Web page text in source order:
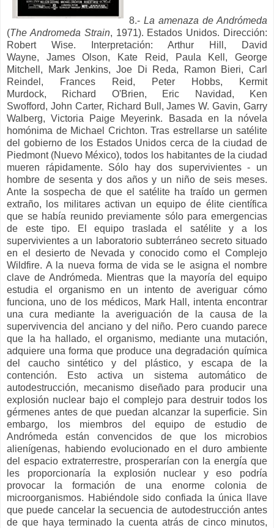
8.- La amenaza de Andrómeda
(The Andromeda Strain, 1971). Estados Unidos. Dirección:
Robert Wise. Interpretación: Arthur Hill,
David
Wayne, James Olson, Kate Reid, Paula Kell,George
Mitchell,
Mark Jenkins, Joe Di Reda, Ramon Bieri, Carl
Reindel,
Frances Reid, Peter Hobbs,
Kermit
Murdock, Richard O'Brien, Eric Navidad,
Ken
Swofford, John Carter, Richard Bull,James W. Gavin, Garry
Walberg,Victoria Paige Meyerink.
Basada en la nóvela
homónima de Michael Crichton.Tras estrellarse un satélite
del gobierno de los Estados Unidos cerca de la ciudad de
Piedmont (Nuevo México), todos los habitantes de la ciudad
mueren rápidamente. Sólo hay dos supervivientes - un
hombre de sesenta y dos años y un niño de seis meses.
Ante la sospecha de que el satélite ha traído un germen
extraño, los militares activan un equipo de élite científica
que se había reunido previamente sólo para emergencias
de este tipo. El equipo traslada el satélite y a los
supervivientes a un laboratorio subterráneo secreto situado
en el desierto de Nevada y conocido como el Complejo
Wildfire.A la nueva forma de vida se le asigna el nombre
clave de Andrómeda. Mientras que la mayoría del equipo
estudia el organismo en un intento de averiguar cómo
funciona, uno de los médicos, Mark Hall, intenta encontrar
una cura mediante la averiguación de la causa de la
supervivencia del anciano y del niño. Pero cuando parece
que la ha hallado, el organismo, mediante una mutación,
adquiere una forma que produce una degradación química
del caucho sintético y del plástico, y escapa de la
contención. Esto activa un sistema automático de
autodestrucción, mecanismo diseñado para producir una
explosión nuclear bajo el complejo para destruir todos los
gérmenes antes de que puedan alcanzar la superficie. Sin
embargo, los miembros del equipo de estudio de
Andrómeda están convencidos de que los microbios
alienígenas, habiendo evolucionado en el duro ambiente
del espacio extraterrestre, prosperarían con la energía que
les proporcionaría la explosión nuclear y eso podría
provocar la formación de una enorme colonia de
microorganismos. Habiéndole sido confiada la única llave
que puede cancelar la secuencia de autodestrucción antes
de que haya terminado la cuenta atrás de cinco minutos,